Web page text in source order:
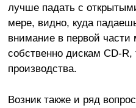
лучше падать с
мере, видно, куда
внимание в первой части
собственно дискам CD-R,
производства.
Возник также и ряд